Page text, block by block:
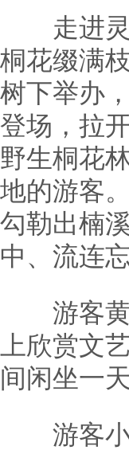
走进灵
桐花缀满
树下举办
登场，拉
野生桐花
地的游客
勾勒出楠
中、流连忘
游客黄
上欣赏文
间闲坐一
游客小